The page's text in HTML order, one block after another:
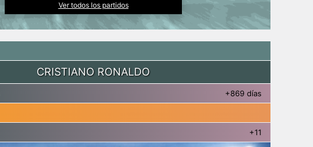
Ver todos los partidos
CRISTIANO RONALDO
+869 días
+11